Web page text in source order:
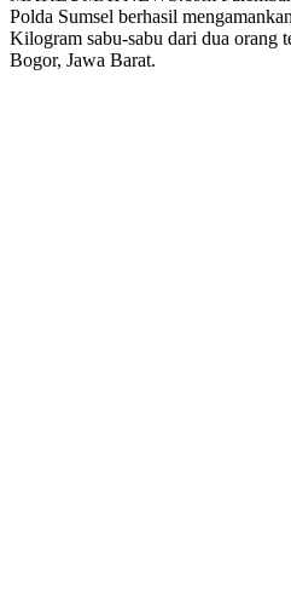
Polda Sumsel berhasil
Kilogram sabu-sabu dari dua orang
Bogor, Jawa Barat.